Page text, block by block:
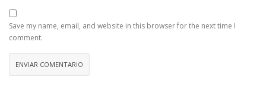
Save my name, email, and website in this browser for the next time I
comment.